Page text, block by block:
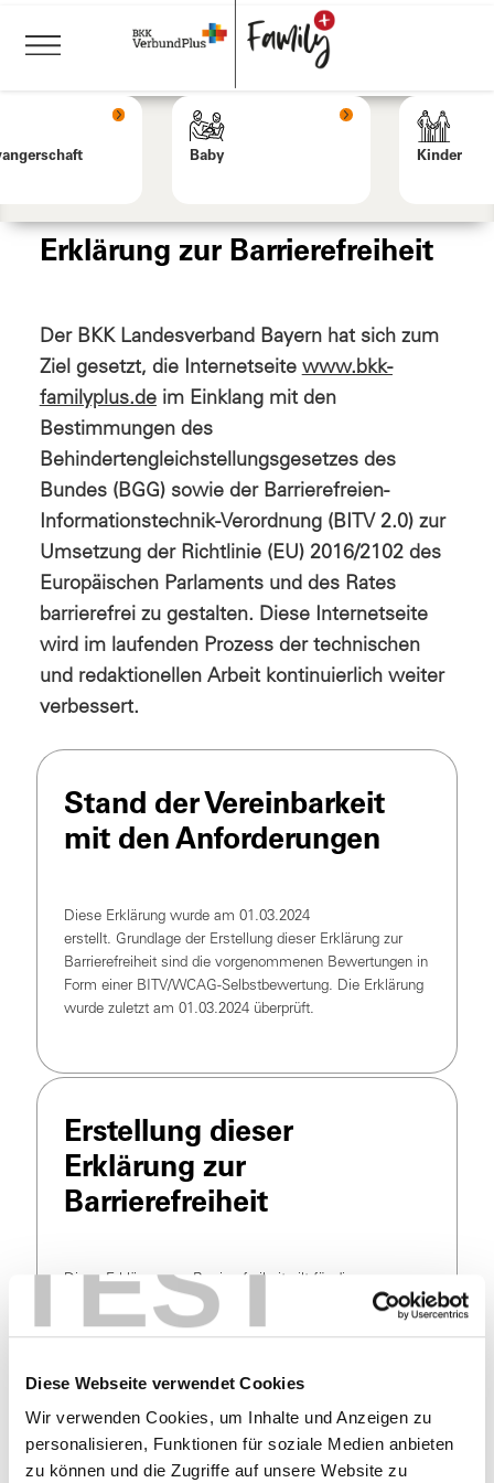
TEST
Diese Webseite verwendet Cookies
Wir verwenden Cookies, um Inhalte und Anzeigen zu
personalisieren, Funktionen für soziale Medien anbieten
zu können und die Zugriffe auf unsere Website zu
Baby Kinder
Erklärung zur Barrierefreiheit
Der BKK Landesverband Bayern hat sich zum
Ziel gesetzt, die Internetseite www.bkk-
familyplus.deim Einklang mit den
Bestimmungen des
Behindertengleichstellungsgesetzes des
Bundes (BGG) sowie der Barrierefreien-
Informationstechnik-Verordnung (BITV 2.0) zur
Umsetzung der Richtlinie (EU) 2016/2102 des
Europäischen Parlaments und des Rates
barrierefrei zu gestalten. Diese Internetseite
wird im laufenden Prozess der technischen
und redaktionellen Arbeit kontinuierlich weiter
verbessert.
Stand der Vereinbarkeit
mit den Anforderungen
Diese Erklärung wurde am 01.03.2024
erstellt. Grundlage der Erstellung dieser Erklärung zur
Barrierefreiheit sind die vorgenommenen Bewertungen in
Form einer BITV/WCAG-Selbstbewertung. Die Erklärung
wurde zuletzt am 01.03.2024 überprüft.
Erstellung dieser
Erklärung zur
Barrierefreiheit
Diese Erklärung zur Barrierefreiheit gilt für die
Internetseite www.bkk-familyplus.de. Die Website
entspricht den technischen Anforderungen an die
Prüfschritte „erfüllt“ oder „eher erfüllt“.